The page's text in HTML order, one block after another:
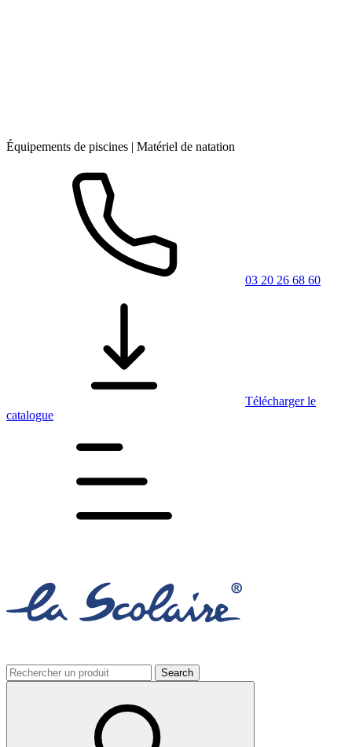
Équipements de piscines | Matériel de natation
03 20 26 68 60
Télécharger le
catalogue